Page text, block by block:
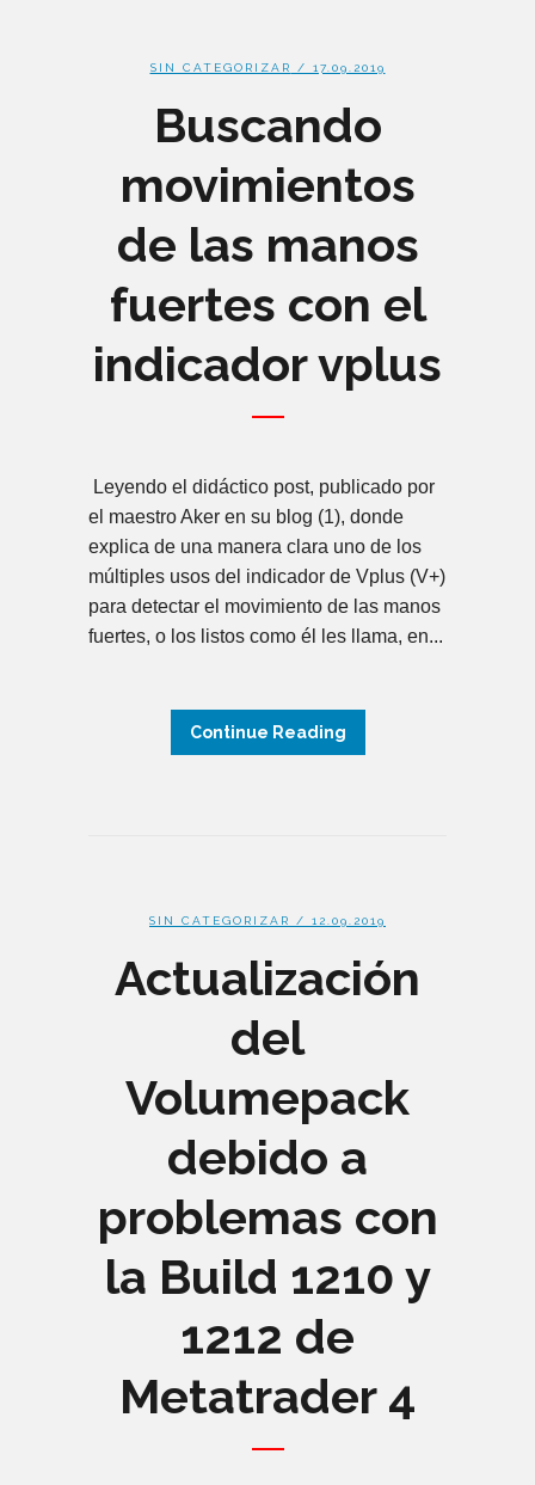
SIN CATEGORIZAR / 17.09.2019
Buscando
movimientos
de las manos
fuertes con el
indicador vplus
Leyendo el didáctico post, publicado por
el maestro Aker en su blog (1), donde
explica de una manera clara uno de los
múltiples usos del indicador de Vplus (V+)
para detectar el movimiento de las manos
fuertes, o los listos como él les llama, en...
Continue Reading
SIN CATEGORIZAR / 12.09.2019
Actualización
del
Volumepack
debido a
problemas con
la Build 1210 y
1212 de
Metatrader 4